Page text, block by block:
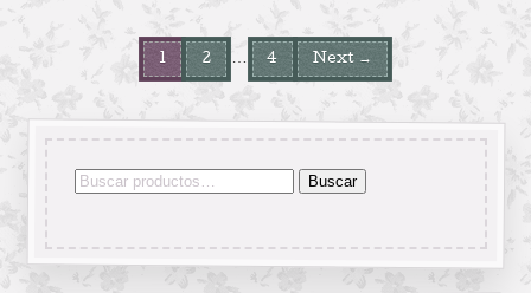
1 2 4 Next →
Buscar
Buscar